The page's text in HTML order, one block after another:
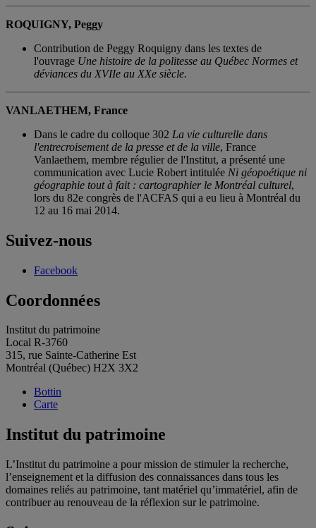
ROQUIGNY, Peggy
Contribution de Peggy Roquigny dans les textes de
l'ouvrage Une histoire de la politesse au Québec Normes et
déviances du XVIIe au XXe siècle.
VANLAETHEM, France
Dans le cadre du colloque 302 La vie culturelle dans
l'entrecroisement de la presse et de la ville, France
Vanlaethem, membre régulier de l'Institut, a présenté une
communication avec Lucie Robert intitulée Ni géopoétique ni
géographie tout à fait : cartographier le Montréal culturel,
lors du 82e congrès de l'ACFAS qui a eu lieu à Montréal du
12 au 16 mai 2014.
Suivez-nous
Facebook
Coordonnées
Institut du patrimoine
Local R-3760
315, rue Sainte-Catherine Est
Montréal (Québec) H2X 3X2
Bottin
Carte
Institut du patrimoine
L’Institut du patrimoine a pour mission de stimuler la recherche,
l’enseignement et la diffusion des connaissances dans tous les
domaines reliés au patrimoine, tant matériel qu’immatériel, afin de
contribuer au renouveau de la réflexion sur le patrimoine.